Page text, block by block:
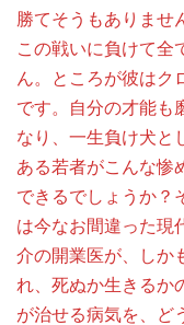
勝てそうもありませ
この戦いに負けて全
ん。ところが彼はク
です。自分の才能も
なり、一生負け犬と
ある若者がこんな惨
できるでしょうか？
は今なお間違った現
介の開業医が、しか
れ、死ぬか生きるか
が治せる病気を、ど